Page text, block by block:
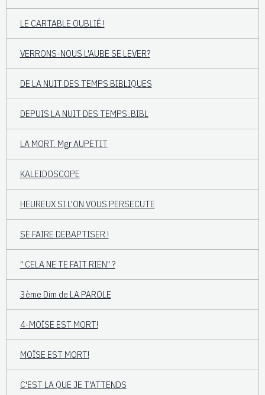
LE CARTABLE OUBLIÉ !
VERRONS-NOUS L'AUBE SE LEVER?
DE LA NUIT DES TEMPS BIBLIQUES
DEPUIS LA NUIT DES TEMPS..BIBL
LA MORT. Mgr AUPETIT
KALEIDOSCOPE
HEUREUX SI L'ON VOUS PERSECUTE
SE FAIRE DEBAPTISER !
" CELA NE TE FAIT RIEN" ?
3ème Dim de LA PAROLE
4-MOÏSE EST MORT!
MOÏSE EST MORT!
C'EST LA QUE JE T'ATTENDS